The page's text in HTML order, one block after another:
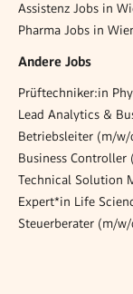
Assistenz Jobs in
Pharma Jobs in
Andere Jobs
Prüftechniker:in
Lead Analytics &
Betriebsleiter (m/
Steuerberater (m/